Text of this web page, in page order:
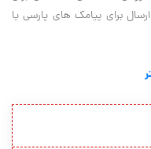
برای پیامک های پارسی یا